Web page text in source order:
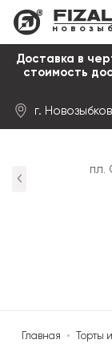
Доставка в
стоимость
г. Новозыбков
пл.
Главная • Торты